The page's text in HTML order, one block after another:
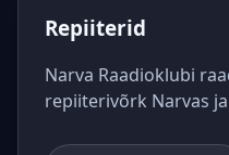
Repiiterid
Narva Raadioklubi
repiiterivõrk Narvas